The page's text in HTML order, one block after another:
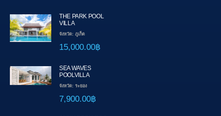
THE PARK POOL
VILLA
จังหวัด: ภูเก็ต
15,000.00฿
SEA WAVES
POOLVILLA
จังหวัด: ระยอง
7,900.00฿